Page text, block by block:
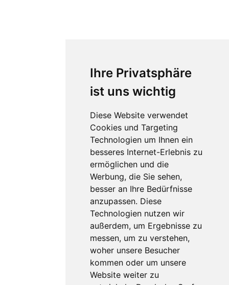
Ihre Privatsphäre
ist uns wichtig
Diese Website verwendet
Cookies und Targeting
Technologien um Ihnen ein
besseres Internet-Erlebnis zu
ermöglichen und die
Werbung, die Sie sehen,
besser an Ihre Bedürfnisse
anzupassen. Diese
Technologien nutzen wir
außerdem, um Ergebnisse zu
messen, um zu verstehen,
woher unsere Besucher
kommen oder um unsere
Website weiter zu